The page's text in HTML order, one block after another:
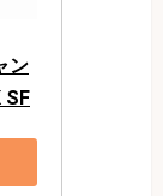
ン
SF